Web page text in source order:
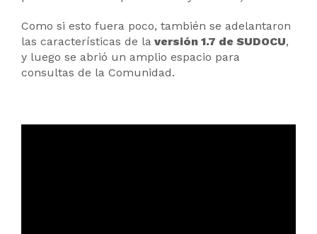
Como si esto fuera poco, también se adelantaron
las características de la versión 1.7 de SUDOCU,
y luego se abrió un amplio espacio para
consultas de la Comunidad.